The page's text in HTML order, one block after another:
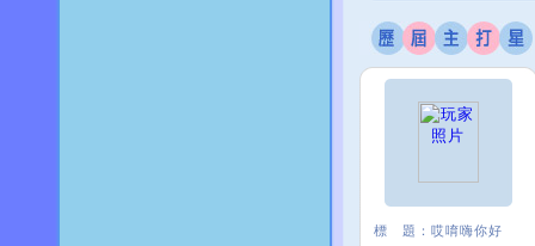
標 題： 哎唷嗨你好